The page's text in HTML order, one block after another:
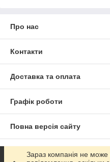
Про нас
Контакти
Доставка та оплата
Графік роботи
Повна версія сайту
Сайт створено на
Зараз компанія не